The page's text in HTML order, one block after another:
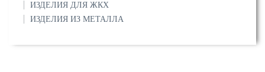
ИЗДЕЛИЯ ДЛЯ ЖКХ
ИЗДЕЛИЯ ИЗ МЕТАЛЛА